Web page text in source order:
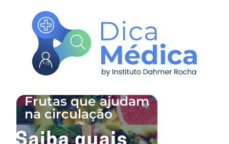
Frutas que ajudam
na circulação